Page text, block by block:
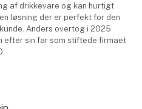
af drikkevare og kan hurtigt
løsning der er perfekt for den
Anders overtog i 2025
efter sin far som stiftede firmaet